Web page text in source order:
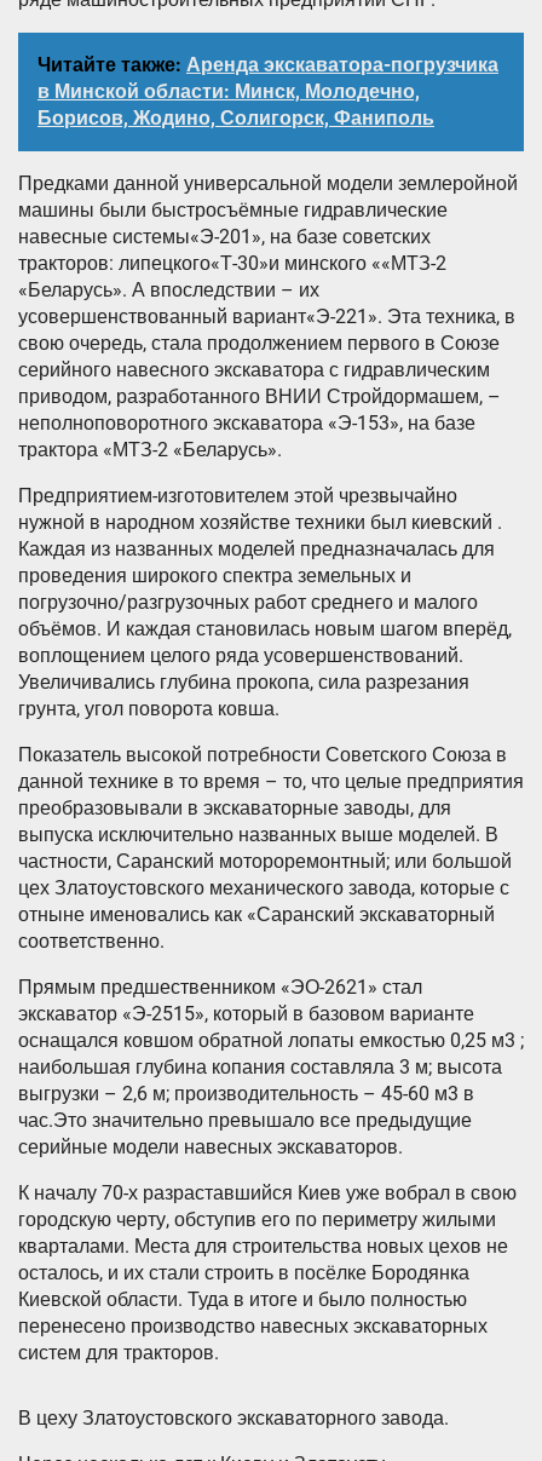
Читайте также: Аренда экскаватора-погрузчика
в Минской области: Минск, Молодечно,
Борисов, Жодино, Солигорск, Фаниполь
Предками данной универсальной модели землеройной
машины были быстросъёмные гидравлические
навесные системы«Э-201», на базе советских
тракторов: липецкого«Т-30»и минского ««МТЗ-2
«Беларусь». А впоследствии – их
усовершенствованный вариант«Э-221». Эта техника, в
свою очередь, стала продолжением первого в Союзе
серийного навесного экскаватора с гидравлическим
приводом, разработанного ВНИИ Стройдормашем, –
неполноповоротного экскаватора «Э-153», на базе
трактора «МТЗ-2 «Беларусь».
Предприятием-изготовителем этой чрезвычайно
нужной в народном хозяйстве техники был киевский .
Каждая из названных моделей предназначалась для
проведения широкого спектра земельных и
погрузочно/разгрузочных работ среднего и малого
объёмов. И каждая становилась новым шагом вперёд,
воплощением целого ряда усовершенствований.
Увеличивались глубина прокопа, сила разрезания
грунта, угол поворота ковша.
Показатель высокой потребности Советского Союза в
данной технике в то время – то, что целые предприятия
преобразовывали в экскаваторные заводы, для
выпуска исключительно названных выше моделей. В
частности, Саранский мотороремонтный; или большой
цех Златоустовского механического завода, которые с
отныне именовались как «Саранский экскаваторный
соответственно.
Прямым предшественником «ЭО-2621» стал
экскаватор «Э-2515», который в базовом варианте
оснащался ковшом обратной лопаты емкостью 0,25 м3 ;
наибольшая глубина копания составляла 3 м; высота
выгрузки – 2,6 м; производительность – 45-60 м3 в
час.Это значительно превышало все предыдущие
серийные модели навесных экскаваторов.
К началу 70-х разраставшийся Киев уже вобрал в свою
городскую черту, обступив его по периметру жилыми
кварталами. Места для строительства новых цехов не
осталось, и их стали строить в посёлке Бородянка
Киевской области. Туда в итоге и было полностью
перенесено производство навесных экскаваторных
систем для тракторов.
В цеху Златоустовского экскаваторного завода.